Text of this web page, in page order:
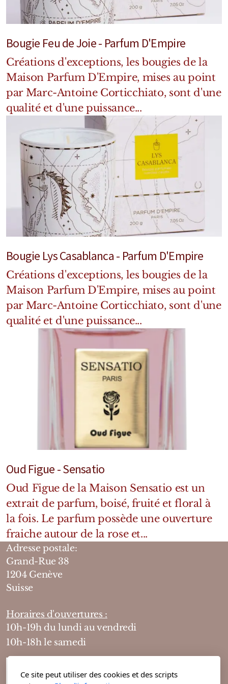
Bougie Feu de Joie - Parfum D'Empire
Créations d'exceptions, les bougies de la
Maison Parfum D'Empire, mises au point
par Marc-Antoine Corticchiato, sont d'une
qualité et d'une puissance...
Bougie Lys Casablanca - Parfum D'Empire
Créations d'exceptions, les bougies de la
Maison Parfum D'Empire, mises au point
par Marc-Antoine Corticchiato, sont d'une
qualité et d'une puissance...
Oud Figue - Sensatio
Oud Figue de la Maison Sensatio est un
extrait de parfum, boisé, fruité et floral à
la fois. Le parfum possède une ouverture
fraiche autour de la rose et...
Adresse postale:
Grand-Rue 38
1204 Genève
Suisse
Horaires d'ouvertures :
10h-19h du lundi au vendredi
10h-18h le samedi
Ce site peut utiliser des cookies et des scripts
Marques Néerlandaises
Marques Anglaises
Clive Christian
Marques Argentines
Altaia
Pour Lui
Pour Elle
Mixte
Bougies
Diffuseurs
Cosmétiques